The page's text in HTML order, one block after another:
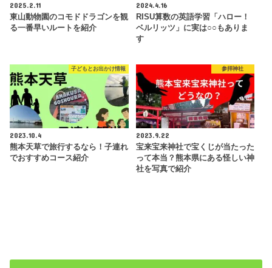
2025.2.11
東山動物園のコモドドラゴンを観
る一番早いルートを紹介
2024.4.16
RISU算数の英語学習「ハロー！
ベルリッツ」に実は○○もありま
す
子どもとお出かけ情報
2023.10.4
熊本天草で旅行するなら！子連れ
でおすすめコース紹介
参拝神社
2023.9.22
宝来宝来神社で宝くじが当たった
って本当？熊本県にある怪しい神
社を写真で紹介